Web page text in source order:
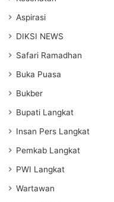
Aspirasi
DIKSI NEWS
Safari Ramadhan
Buka Puasa
Bukber
Bupati Langkat
Insan Pers Langkat
Pemkab Langkat
PWI Langkat
Wartawan